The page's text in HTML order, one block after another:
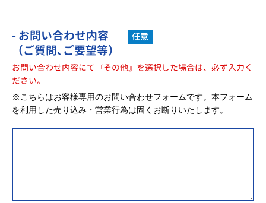
- お問い合わせ内容
（ご質問､ご要望等）
任意
お問い合わせ内容にて『その他』を選択した場合は、必ず入力く
ださい。
※こちらはお客様専用のお問い合わせフォームです。本フォーム
を利用した売り込み・営業行為は固くお断りいたします。